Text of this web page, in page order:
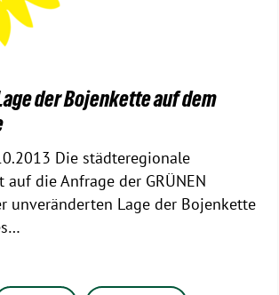
der Bojenkette auf dem
Die städteregionale
auf die Anfrage der GRÜNEN
unveränderten Lage der Bojenkette